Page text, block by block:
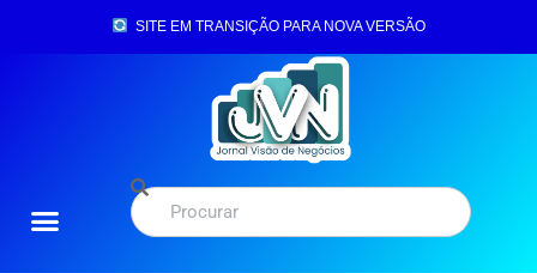
SITE EM TRANSIÇÃO PARA NOVA VERSÃO